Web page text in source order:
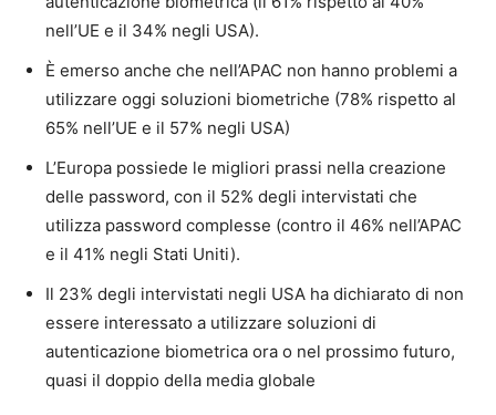
nell’UE e il 34% negli USA).
È emerso anche che nell’APAC non hanno problemi a
utilizzare oggi soluzioni biometriche (78% rispetto al
65% nell’UE e il 57% negli USA)
L’Europa possiede le migliori prassi nella creazione
delle password, con il 52% degli intervistati che
utilizza password complesse (contro il 46% nell’APAC
e il 41% negli Stati Uniti).
Il 23% degli intervistati negli USA ha dichiarato di non
essere interessato a utilizzare soluzioni di
autenticazione biometrica ora o nel prossimo futuro,
quasi il doppio della media globale